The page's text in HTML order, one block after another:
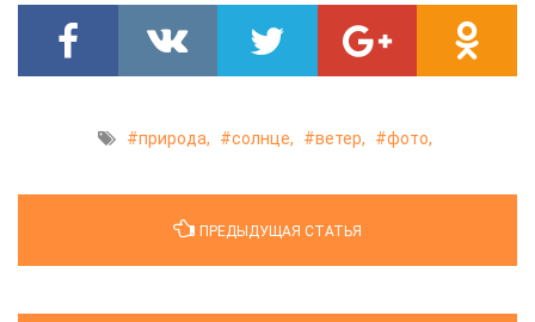
природа, солнце, ветер, фото,
ПРЕДЫДУЩАЯ СТАТЬЯ